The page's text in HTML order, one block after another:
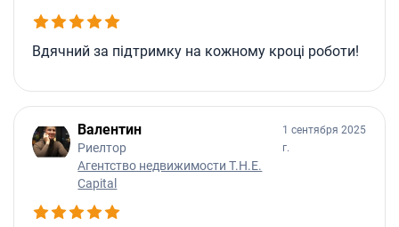
Вдячний за підтримку на кожному кроці роботи!
Валентин
Риелтор
Агентство недвижимости T.H.E.
Capital
1 сентября 2025
г.